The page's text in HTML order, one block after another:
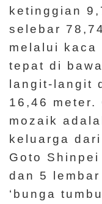
ketinggian
selebar
melalui kaca
tepat di
langit-langit
16,46 meter.
mozaik
keluarga
Goto
dan 5 lembar
‘bunga